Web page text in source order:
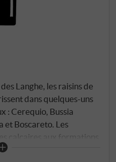
Langhe, les raisins de
dans quelques-uns
: Cerequio, Bussia
et Boscareto. Les
calcaires aux formations
– s'unissent ici pour